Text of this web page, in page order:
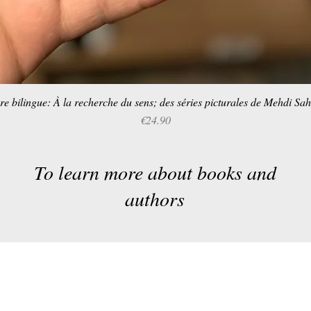
Quick View
bilingue: À la recherche du sens; des séries picturales de Mehdi
Price
€24.90
To learn more about books and
authors